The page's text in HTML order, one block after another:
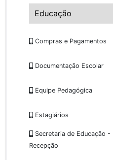
Educação
Compras e Pagamentos
Documentação Escolar
Equipe Pedagógica
Estagiários
Secretaria de Educação -
Recepção